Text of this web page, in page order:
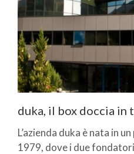
duka, il box doccia
L’azienda duka è nata in
1979, dove i due